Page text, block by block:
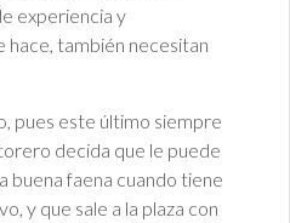
experiencia y
hace, también necesitan
pues este último siempre
decida que le puede
buena faena cuando tiene
y que sale a la plaza con